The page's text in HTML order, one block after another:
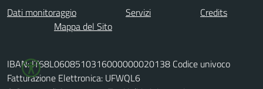
Dati monitoraggio Servizi
Credits
Mappa del Sito
IBAN: IT68L0608510316000000020138 Codice univoco
Fatturazione Elettronica: UFWQL6